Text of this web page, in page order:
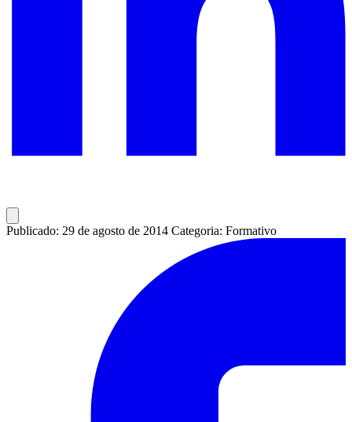
Publicado: 29 de agosto de 2014 Categoria: Formativo